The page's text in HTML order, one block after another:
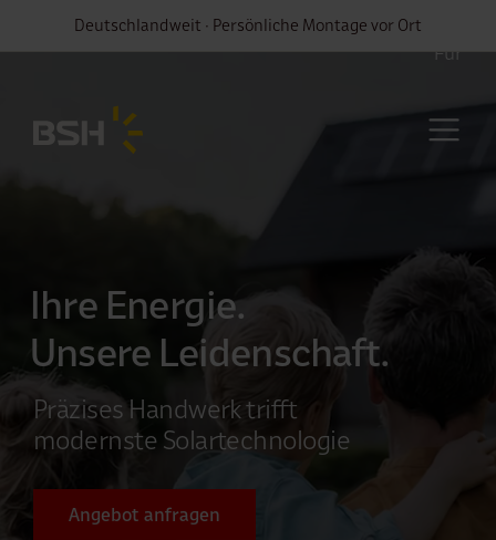
Deutschlandweit · Persönliche Montage vor Ort
Für
Ihre Energie.
Unsere Leidenschaft.
Präzises Handwerk trifft
modernste Solar­technologie
Angebot anfragen